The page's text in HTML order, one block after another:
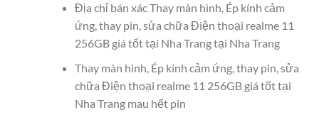
Địa chỉ bán xác Thay màn hình, Ép kính cảm
ứng, thay pin, sửa chữa Điện thoại realme 11
256GB giá tốt tại Nha Trang tại Nha Trang
Thay màn hình, Ép kính cảm ứng, thay pin, sửa
chữa Điện thoại realme 11 256GB giá tốt tại
Nha Trang mau hết pin